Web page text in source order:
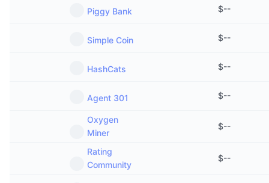
Piggy Bank $--
Simple Coin $--
HashCats $--
Agent 301 $--
Oxygen
Miner
$--
Rating
Community
$--